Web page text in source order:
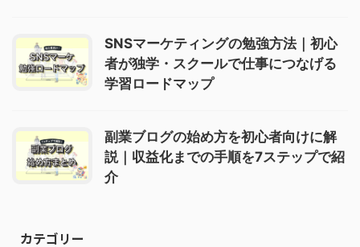
SNSマーケティングの勉強方法｜初心
者が独学・スクールで仕事につなげる
学習ロードマップ
副業ブログの始め方を初心者向けに解
説｜収益化までの手順を7ステップで紹
介
カテゴリー